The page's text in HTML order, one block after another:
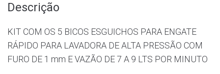
Descrição
KIT COM OS 5 BICOS ESGUICHOS PARA ENGATE
RÁPIDO PARA LAVADORA DE ALTA PRESSÃO COM
FURO DE 1 mm E VAZÃO DE 7 A 9 LTS POR MINUTO